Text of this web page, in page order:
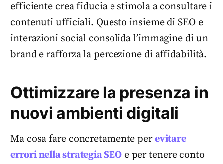
efficiente crea fiducia e stimola a consultare i
contenuti ufficiali. Questo insieme di SEO e
interazioni social consolida l’immagine di un
brand e rafforza la percezione di affidabilità.
Ottimizzare la presenza in
nuovi ambienti digitali
Ma cosa fare concretamente perevitare
errori nella strategia SEOe per tenere conto